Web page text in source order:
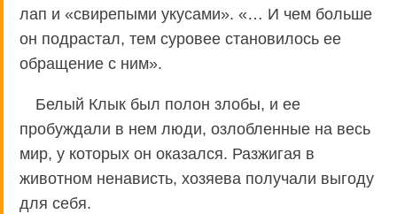
лап и «свирепыми укусами». «… И чем больше
он подрастал, тем суровее становилось ее
обращение с ним».
Белый Клык был полон злобы, и ее
пробуждали в нем люди, озлобленные на весь
мир, у которых он оказался. Разжигая в
животном ненависть, хозяева получали выгоду
для себя.